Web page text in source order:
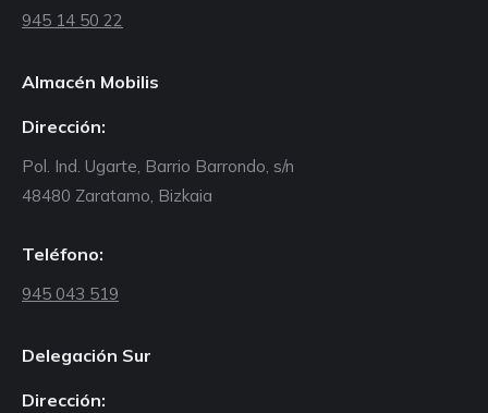
945 14 50 22
Almacén Mobilis
Dirección:
Pol. Ind. Ugarte, Barrio Barrondo, s/n
48480 Zaratamo, Bizkaia
Teléfono:
945 043 519
Delegación Sur
Dirección: